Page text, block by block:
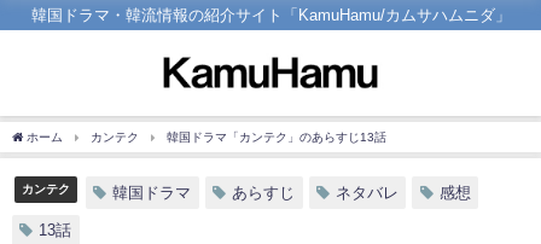
韓国ドラマ・韓流情報の紹介サイト「KamuHamu/カムサハムニダ」
ホーム カンテク 韓国ドラマ「カンテク」のあらすじ13話
カンテク 韓国ドラマ あらすじ ネタバレ 感想
13話